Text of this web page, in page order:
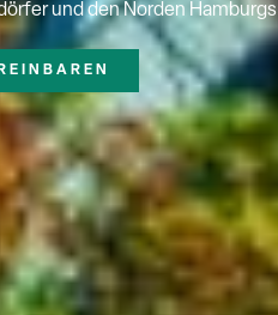
und den Norden Hamburgs